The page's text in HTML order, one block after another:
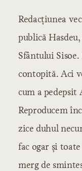
Redacţiunea
publică
Sfântului
contopită. Aci
cum a pedepsit
Reproducem
zice duhul
fac ogar şi
merg de